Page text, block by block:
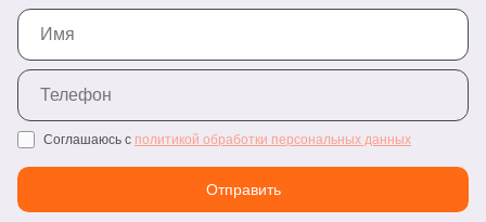
Соглашаюсь с политикой обработки персональных данных
Отправить